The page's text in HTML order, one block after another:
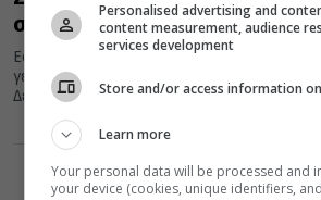
σημάδεψαν την 20η
Εορτές της Ορθοδοξίας, σημαντικά
γεγονότα, γεννήσεις και θάνατοι που
Δεκεμβρίου.
Personalised advertising and
content measurement, audience
services development
Store and/or access information
Learn more
Your personal data will be processed and
your device (cookies, unique identifiers,